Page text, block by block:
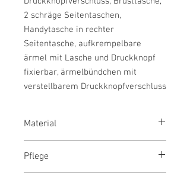
2 schräge Seitentaschen,
Handytasche in rechter
Seitentasche, aufkrempelbare
ärmel mit Lasche und Druckknopf
fixierbar, ärmelbündchen mit
verstellbarem Druckknopfverschluss
Material
Baumwolle, 210 g/m²
Pflege